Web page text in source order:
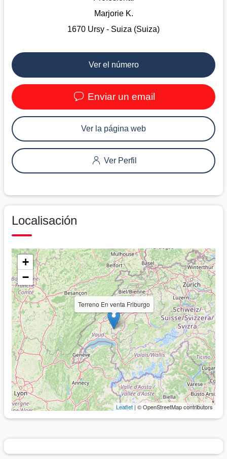
Marjorie K.
1670 Ursy - Suiza (Suiza)
Ver el número
Enviar un email
Ver la página web
Ver Perfil
Localisación
Terreno En venta Friburgo
+
−
Leaflet| © OpenStreetMap contributors